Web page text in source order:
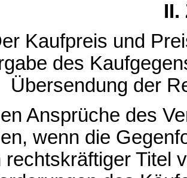
II.
Kaufpreis und
des
Übersendung der
Ansprüche des
wenn die
rechtskräftiger Titel